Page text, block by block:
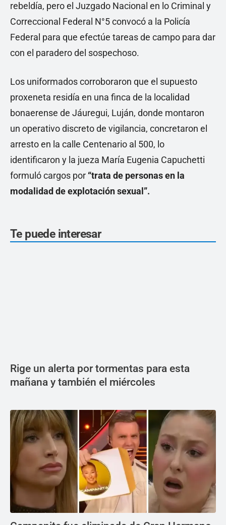
rebeldía, pero el Juzgado Nacional en lo Criminal y
Correccional Federal N°5 convocó a la Policía
Federal para que efectúe tareas de campo para dar
con el paradero del sospechoso.
Los uniformados corroboraron que el supuesto
proxeneta residía en una finca de la localidad
bonaerense de Jáuregui, Luján, donde montaron
un operativo discreto de vigilancia, concretaron el
arresto en la calle Centenario al 500, lo
identificaron y la jueza María Eugenia Capuchetti
formuló cargos por “trata de personas en la
modalidad de explotación sexual”.
Te puede interesar
Rige un alerta por tormentas para esta
mañana y también el miércoles